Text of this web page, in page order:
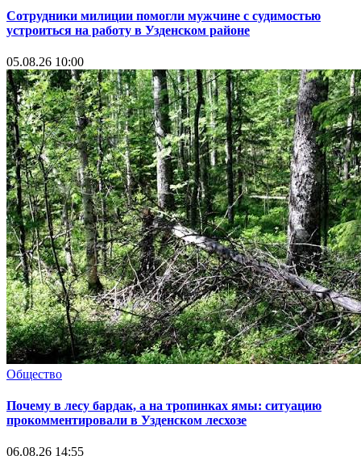
Сотрудники милиции помогли мужчине с судимостью
устроиться на работу в Узденском районе
05.08.26 10:00
Общество
Почему в лесу бардак, а на тропинках ямы: ситуацию
прокомментировали в Узденском лесхозе
06.08.26 14:55